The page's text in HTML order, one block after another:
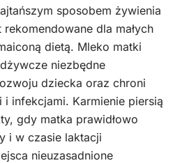
sposobem żywienia
dla małych
dietą. Mleko matki
niezbędne
dziecka oraz chroni
infekcjami. Karmienie piersią
gdy matka prawidłowo
i w czasie laktacji
nieuzasadnione